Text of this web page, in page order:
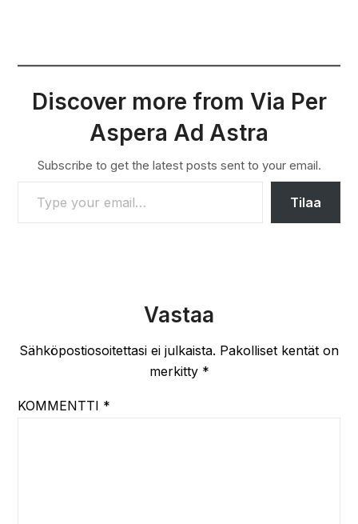
Discover more from Via Per
Aspera Ad Astra
Subscribe to get the latest posts sent to your email.
TYPE YOUR EMAIL…
Tilaa
Vastaa
Sähköpostiosoitettasi ei julkaista. Pakolliset kentät on
merkitty *
KOMMENTTI *